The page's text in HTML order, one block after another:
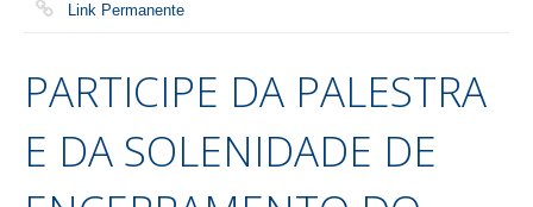
Link Permanente
PARTICIPE DA PALESTRA
E DA SOLENIDADE DE